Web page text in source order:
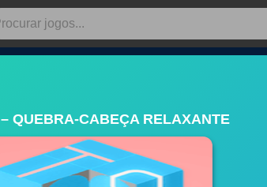
QUEBRA-CABEÇA RELAXANTE